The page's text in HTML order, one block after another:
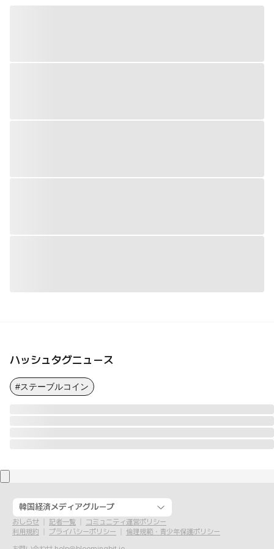
ハッシュタグニュース
#ステーブルコイン
韓国経済メディアグループ
おしらせ 記者一覧
コミュニティ運営ポリシー
利用規約
プライバシーポリシー
倫理規範・青少年保護ポリシー